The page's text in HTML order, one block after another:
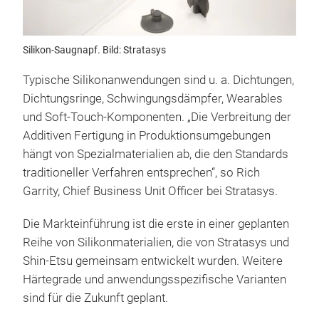
Silikon-Saugnapf. Bild: Stratasys
Typische Silikonanwendungen sind u. a. Dichtungen,
Dichtungsringe, Schwingungsdämpfer, Wearables
und Soft-Touch-Komponenten. „Die Verbreitung der
Additiven Fertigung in Produktionsumgebungen
hängt von Spezialmaterialien ab, die den Standards
traditioneller Verfahren entsprechen“, so Rich
Garrity, Chief Business Unit Officer bei Stratasys.
Die Markteinführung ist die erste in einer geplanten
Reihe von Silikonmaterialien, die von Stratasys und
Shin-Etsu gemeinsam entwickelt wurden. Weitere
Härtegrade und anwendungsspezifische Varianten
sind für die Zukunft geplant.